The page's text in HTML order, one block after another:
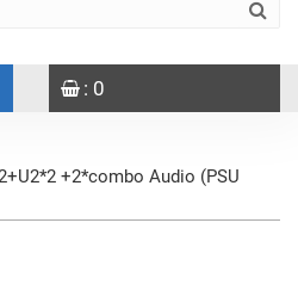
: 0
+2*combo Audio (PSU